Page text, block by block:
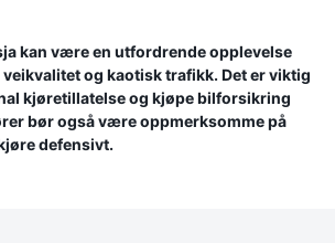
kan være en utfordrende opplevelse
og kaotisk trafikk. Det er viktig
kjøretillatelse og kjøpe bilforsikring
bør også være oppmerksomme på
defensivt.